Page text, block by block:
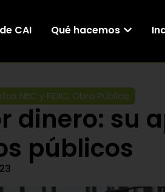
CAI Qué hacemos
NEC y FIDIC, Obra Pública
dinero: su
públicos